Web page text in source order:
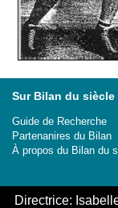
Sur Bilan du siècle
Guide de Recherche
Partenanires du Bilan
À propos du Bilan du
Directrice: